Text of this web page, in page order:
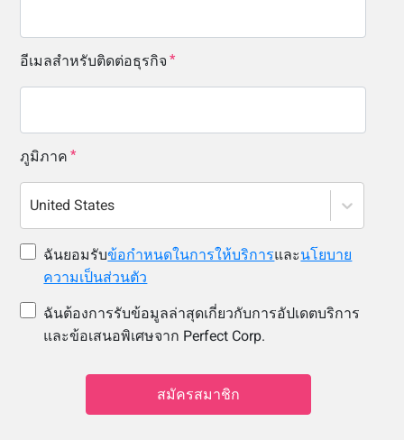
อีเมลสำหรับติดต่อธุรกิจ
ภูมิภาค
United States
ฉันยอมรับข้อกำหนดในการให้บริการและนโยบาย
ความเป็นส่วนตัว
ฉันต้องการรับข้อมูลล่าสุดเกี่ยวกับการอัปเดตบริการ
และข้อเสนอพิเศษจาก Perfect Corp.
สมัครสมาชิก